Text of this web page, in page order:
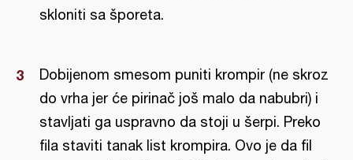
skloniti sa šporeta.
Dobijenom smesom puniti krompir (ne skroz
do vrha jer će pirinač još malo da nabubri) i
stavljati ga uspravno da stoji u šerpi. Preko
fila staviti tanak list krompira. Ovo je da fil